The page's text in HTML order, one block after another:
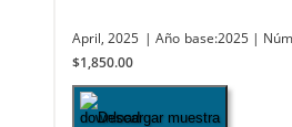
April, 2025 | Año base:2025 |
$1,850.00
Descargar muestra